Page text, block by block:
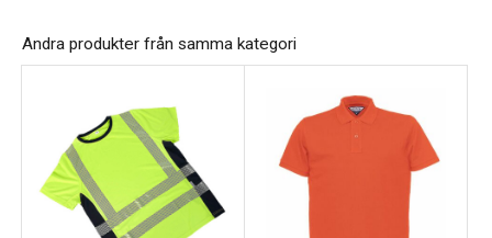
Andra produkter från samma kategori